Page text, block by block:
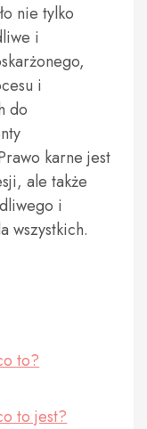
nie tylko
i
i
do
karne jest
ale także
i
wszystkich.
to?
to jest?